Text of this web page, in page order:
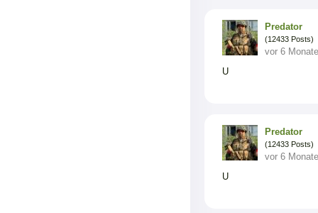
Predator
(12433 Posts)
vor 6
U
Predator
(12433 Posts)
vor 6
U